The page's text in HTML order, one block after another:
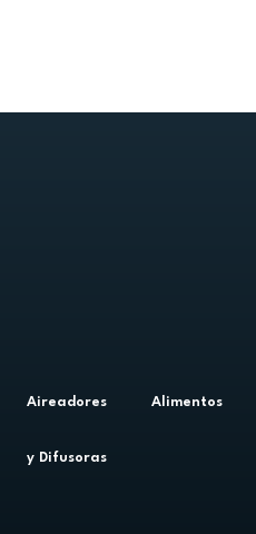
Aireadores
y Difusoras
Alimentos